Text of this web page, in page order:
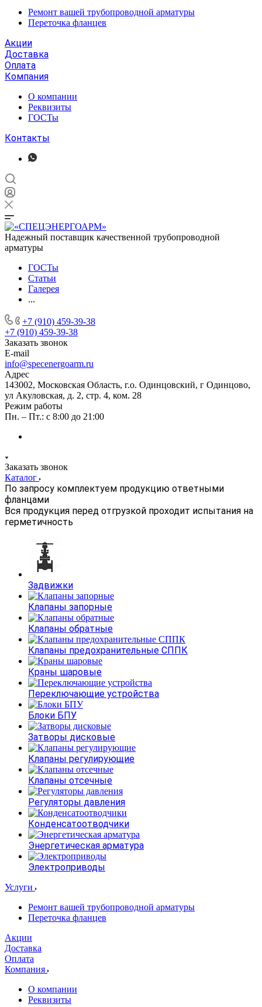
Ремонт вашей трубопроводной арматуры
Переточка фланцев
Акции
Доставка
Оплата
Компания
О компании
Реквизиты
ГОСТы
Контакты
Надежный поставщик качественной трубопроводной
арматуры
ГОСТы
Статьи
Галерея
...
+7 (910) 459-39-38
+7 (910) 459-39-38
Заказать звонок
E-mail
info@specenergoarm.ru
Адрес
143002, Московская Область, г.о. Одинцовский, г Одинцово,
ул Акуловская, д. 2, стр. 4, ком. 28
Режим работы
Пн. – Пт.: с 8:00 до 21:00
Заказать звонок
Каталог
По запросу комплектуем продукцию ответными
фланцами
Вся продукция перед отгрузкой проходит испытания на
герметичность
Задвижки
Клапаны запорные
Клапаны обратные
Клапаны предохранительные СППК
Краны шаровые
Переключающие устройства
Блоки БПУ
Затворы дисковые
Клапаны регулирующие
Клапаны отсечные
Регуляторы давления
Конденсатоотводчики
Энергетическая арматура
Электроприводы
Услуги
Ремонт вашей трубопроводной арматуры
Переточка фланцев
Акции
Доставка
Оплата
Компания
О компании
Реквизиты